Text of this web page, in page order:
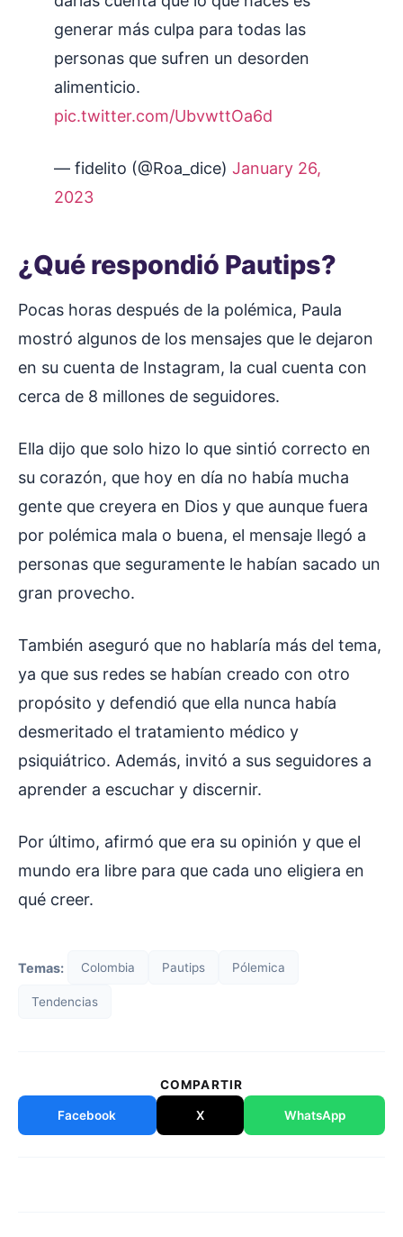
generar más culpa para todas las
personas que sufren un desorden
alimenticio.
pic.twitter.com/UbvwttOa6d
— fidelito (@Roa_dice) January 26,
2023
¿Qué respondió Pautips?
Pocas horas después de la polémica, Paula
mostró algunos de los mensajes que le dejaron
en su cuenta de Instagram, la cual cuenta con
cerca de 8 millones de seguidores.
Ella dijo que solo hizo lo que sintió correcto en
su corazón, que hoy en día no había mucha
gente que creyera en Dios y que aunque fuera
por polémica mala o buena, el mensaje llegó a
personas que seguramente le habían sacado un
gran provecho.
También aseguró que no hablaría más del tema,
ya que sus redes se habían creado con otro
propósito y defendió que ella nunca había
desmeritado el tratamiento médico y
psiquiátrico. Además, invitó a sus seguidores a
aprender a escuchar y discernir.
Por último, afirmó que era su opinión y que el
mundo era libre para que cada uno eligiera en
qué creer.
Temas: Colombia Pautips Pólemica
Tendencias
COMPARTIR
Facebook X WhatsApp